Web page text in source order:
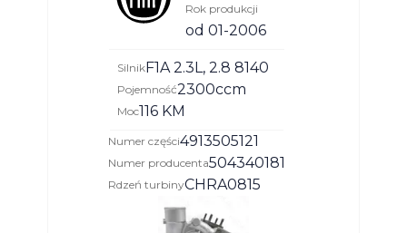
Rok produkcji
od 01-2006
SilnikF1A 2.3L, 2.8 8140
Pojemność2300ccm
Moc116 KM
Numer części4913505121
Numer producenta504340181
Rdzeń turbinyCHRA0815